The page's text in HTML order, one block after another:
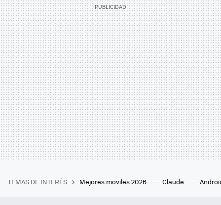
TEMAS DE INTERÉS Mejores moviles 2026 Claude